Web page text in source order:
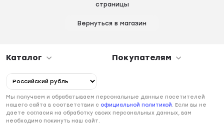
страницы
Вернуться в магазин
Каталог Покупателям
Мы получаем и обрабатываем персональные данные посетителей
нашего сайта в соответствии с официальной политикой. Если вы не
даете согласия на обработку своих персональных данных, вам
необходимо покинуть наш сайт.